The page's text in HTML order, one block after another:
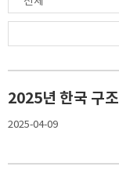
2025년 한국 구
2025-04-09